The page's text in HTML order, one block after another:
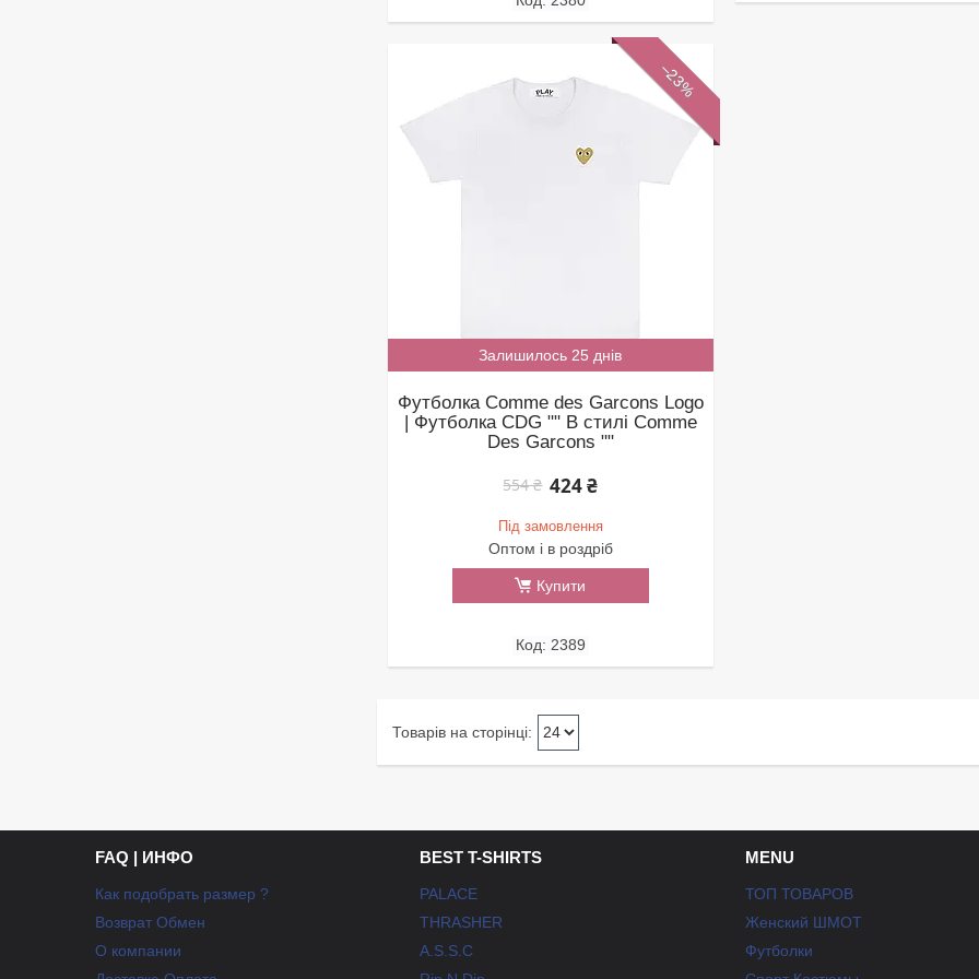
–23%
Залишилось 25 днів
Футболка Comme des Garcons Logo
| Футболка CDG "" В стилі Comme
Des Garcons ""
554 ₴ 424 ₴
Під замовлення
Оптом і в роздріб
Купити
2389
FAQ | ИНФО
Как подобрать размер ?
Возврат Обмен
О компании
BEST T-SHIRTS
PALACE
THRASHER
A.S.S.C
MENU
ТОП ТОВАРОВ
Женский ШМОТ
Футболки